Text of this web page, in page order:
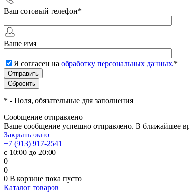
Ваш сотовый телефон*
Ваше имя
Я согласен на обработку персональных данных.*
* - Поля, обязательные для заполнения
Сообщение отправлено
Ваше сообщение успешно отправлено. В ближайшее
Закрыть окно
+7 (913) 917-2541
с 10:00 до 20:00
0
0
0 В корзине пока пусто
Каталог товаров